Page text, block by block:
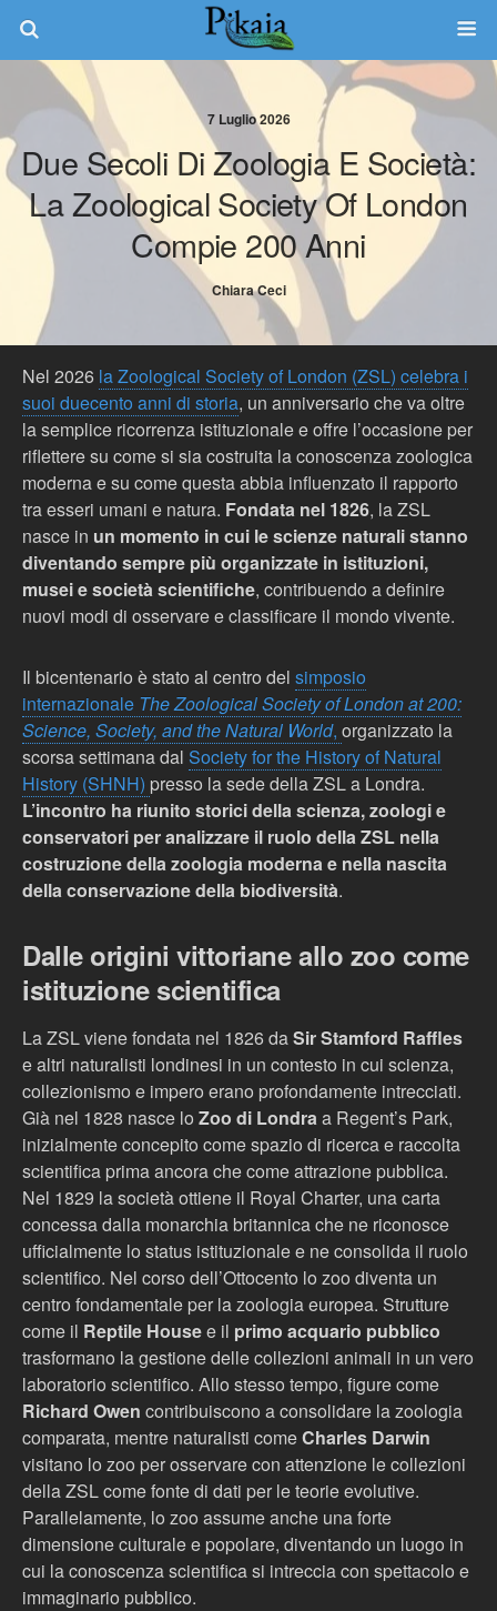
7 Luglio 2026
Due Secoli Di Zoologia E Società:
La Zoological Society Of London
Compie 200 Anni
Chiara Ceci
Nel 2026 la Zoological Society of London (ZSL) celebra i
suoi duecento anni di storia, un anniversario che va oltre
la semplice ricorrenza istituzionale e offre l’occasione per
riflettere su come si sia costruita la conoscenza zoologica
moderna e su come questa abbia influenzato il rapporto
tra esseri umani e natura. Fondata nel 1826, la ZSL
nasce in un momento in cui le scienze naturali stanno
diventando sempre più organizzate in istituzioni,
musei e società scientifiche, contribuendo a definire
nuovi modi di osservare e classificare il mondo vivente.
Il bicentenario è stato al centro del simposio
internazionale The Zoological Society of London at 200:
Science, Society, and the Natural World, organizzato la
scorsa settimana dal Society for the History of Natural
History (SHNH) presso la sede della ZSL a Londra.
L’incontro ha riunito storici della scienza, zoologi e
conservatori per analizzare il ruolo della ZSL nella
costruzione della zoologia moderna e nella nascita
della conservazione della biodiversità.
Dalle origini vittoriane allo zoo come
istituzione scientifica
La ZSL viene fondata nel 1826 daSir Stamford Raffles
e altri naturalisti londinesi in un contesto in cui scienza,
collezionismo e impero erano profondamente intrecciati.
Già nel 1828 nasce lo Zoo di Londraa Regent’s Park,
inizialmente concepito come spazio di ricerca e raccolta
scientifica prima ancora che come attrazione pubblica.
Nel 1829 la società ottiene il Royal Charter, una carta
concessa dalla monarchia britannica che ne riconosce
ufficialmente lo status istituzionale e ne consolida il ruolo
scientifico. Nel corso dell’Ottocento lo zoo diventa un
centro fondamentale per la zoologia europea. Strutture
come il Reptile Housee il primo acquario pubblico
trasformano la gestione delle collezioni animali in un vero
laboratorio scientifico. Allo stesso tempo, figure come
Richard Owen contribuiscono a consolidare la zoologia
comparata, mentre naturalisti comeCharles Darwin
visitano lo zoo per osservare con attenzione le collezioni
della ZSL come fonte di dati per le teorie evolutive.
Parallelamente, lo zoo assume anche una forte
dimensione culturale e popolare, diventando un luogo in
cui la conoscenza scientifica si intreccia con spettacolo e
immaginario pubblico.